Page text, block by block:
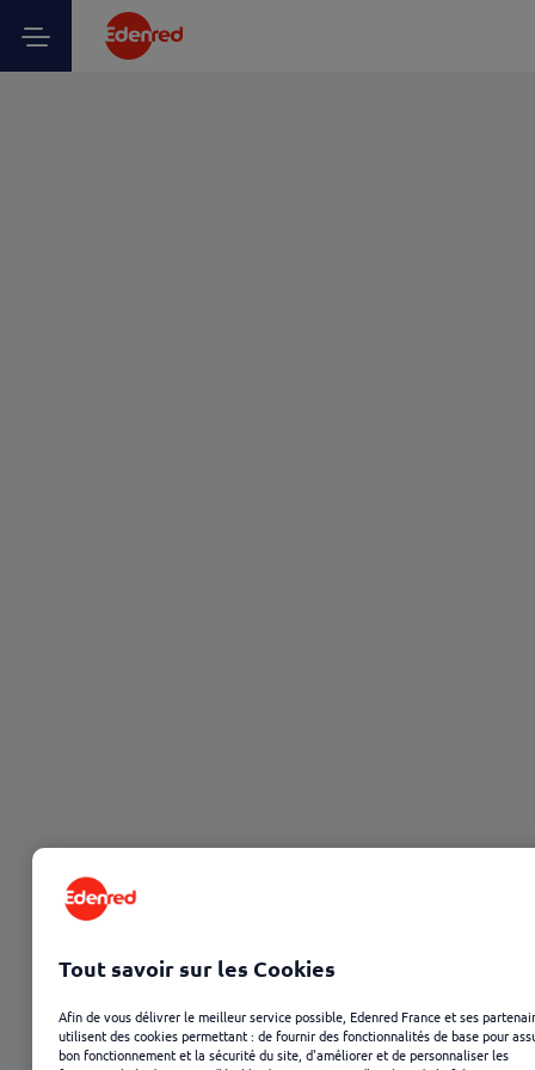
Tout savoir sur les Cookies
Afin de vous délivrer le meilleur service possible, Edenred France et ses
utilisent des cookies permettant : de fournir des fonctionnalités de base pour
bon fonctionnement et la sécurité du site, d'améliorer et de personnaliser les